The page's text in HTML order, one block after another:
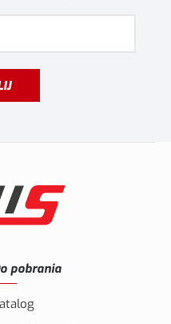
pobrania